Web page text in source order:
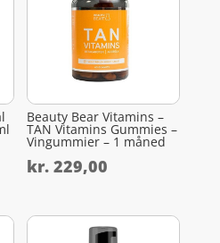
Beauty Bear Vitamins –
TAN Vitamins Gummies –
Vingummier – 1 måned
kr. 229,00